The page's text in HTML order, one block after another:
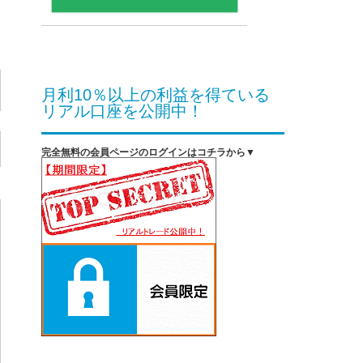
月利10％以上の利益を得ている
リアル口座を公開中！
完全無料の会員ページのログインはコチラから▼